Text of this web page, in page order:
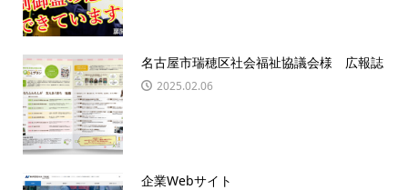
名古屋市瑞穂区社会福祉協議会様 広報誌
2025.02.06
企業Webサイト